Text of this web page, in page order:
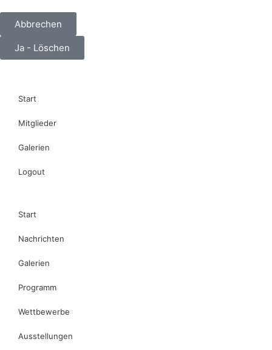
Abbrechen
Ja - Löschen
Start
Mitglieder
Galerien
Logout
Start
Nachrichten
Galerien
Programm
Wettbewerbe
Ausstellungen